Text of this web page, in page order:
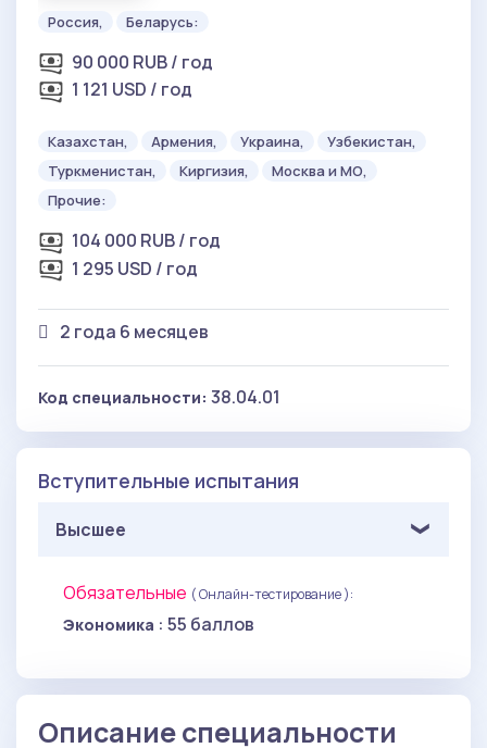
Россия, Беларусь:
90 000 RUB / год
1 121 USD / год
Казахстан, Армения, Украина,
Узбекистан,
Туркменистан,
Киргизия,
Москва и МО,
Прочие:
104 000 RUB / год
1 295 USD / год
2 года 6 месяцев
Код специальности: 38.04.01
Вступительные испытания
Высшее
Обязательные ( Онлайн-тестирование ):
Экономика : 55 баллов
Описание специальности